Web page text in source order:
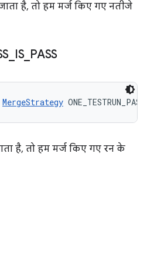
है, तो हम मर्ज किए गए नतीजे
IS_ PASS
MergeStrategy
है, तो हम मर्ज किए गए रन के